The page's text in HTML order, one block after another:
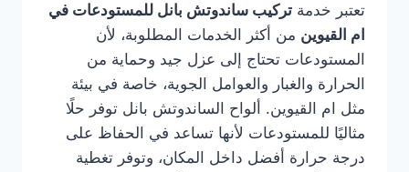
تعتبر خدمة تركيب ساندوتش بانل للمستودعات في
ام القيوين من أكثر الخدمات المطلوبة، لأن
المستودعات تحتاج إلى عزل جيد وحماية من
الحرارة والغبار والعوامل الجوية، خاصة في بيئة
مثل ام القيوين. ألواح الساندوتش بانل توفر حلًا
مثاليًا للمستودعات لأنها تساعد في الحفاظ على
درجة حرارة أفضل داخل المكان، وتوفر تغطية